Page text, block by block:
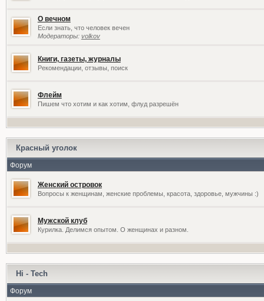
О вечном
Если знать, что человек вечен
Модераторы: volkov
Книги, газеты, журналы
Рекомендации, отзывы, поиск
Флейм
Пишем что хотим и как хотим, флуд разрешён
Красный уголок
Форум
Женский островок
Вопросы к женщинам, женские проблемы, красота, здоровье, мужчины :)
Мужской клуб
Курилка. Делимся опытом. О женщинах и разном.
Hi - Tech
Форум